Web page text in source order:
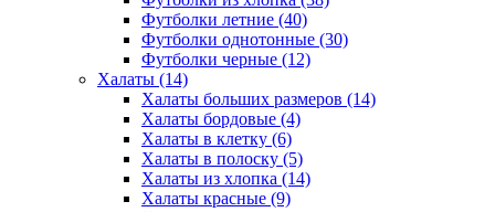
Футболки летние (40)
Футболки однотонные (30)
Футболки черные (12)
Халаты (14)
Халаты больших размеров (14)
Халаты бордовые (4)
Халаты в клетку (6)
Халаты в полоску (5)
Халаты из хлопка (14)
Халаты красные (9)